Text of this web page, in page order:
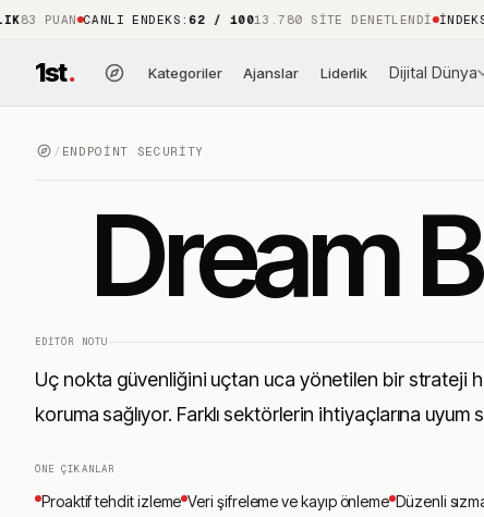
CANLI ENDEKS:62 / 100 13.780 SITE DENETLENDI İNDEKS
1st. Kategoriler Ajanslar Liderlik Dijital Dünya
/ ENDPOINT SECURITY
Dream
EDITÖR NOTU
Uç nokta güvenliğini uçtan uca yönetilen bir strateji
koruma sağlıyor. Farklı sektörlerin ihtiyaçlarına
ÖNE ÇIKANLAR
Proaktif tehdit izleme Veri şifreleme ve kayıp önleme Düzenli